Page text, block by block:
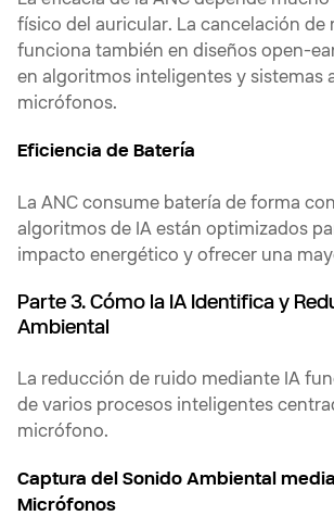
físico del auricular. La cancelación de
funciona también en diseños open-
en algoritmos inteligentes y sistemas
micrófonos.
Eficiencia de Batería
La ANC consume batería de forma
algoritmos de IA están optimizados
impacto energético y ofrecer una
Parte 3. Cómo la IA Identifica y
Ambiental
La reducción de ruido mediante IA
de varios procesos inteligentes
micrófono.
Captura del Sonido Ambiental
Micrófonos